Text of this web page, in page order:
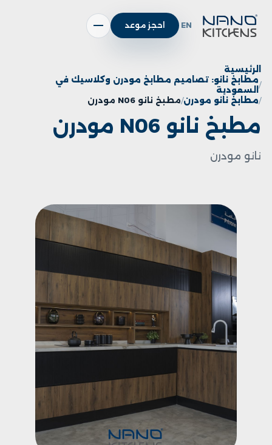
EN احجز موعد
الرئيسية
مطابخ نانو: تصاميم مطابخ مودرن وكلاسيك في
السعودية
مطابخ نانو مودرن مطبخ نانو N06 مودرن
مطبخ نانو N06 مودرن
نانو مودرن